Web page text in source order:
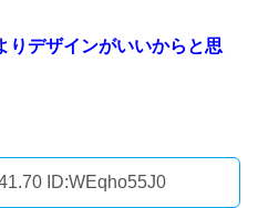
りデザインがいいからと思
ID:WEqho55J0